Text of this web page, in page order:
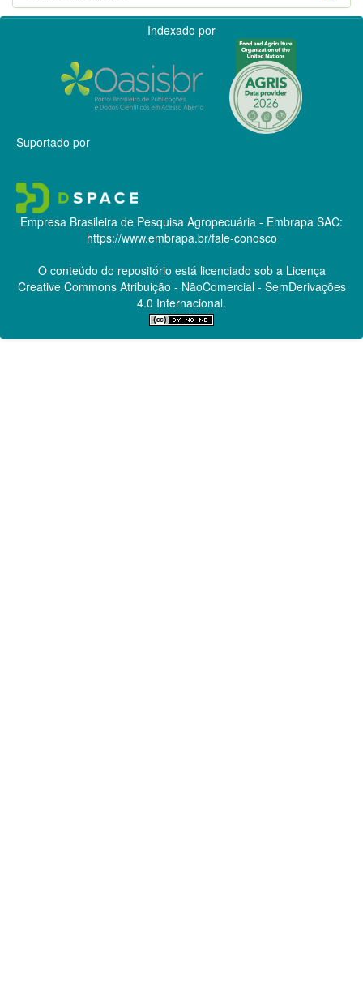
Indexado por
Suportado por
Empresa Brasileira de Pesquisa Agropecuária - Embrapa SAC:
https://www.embrapa.br/fale-conosco
O conteúdo do repositório está licenciado sob a Licença
Creative CommonsAtribuição - NãoComercial - SemDerivações
4.0 Internacional.